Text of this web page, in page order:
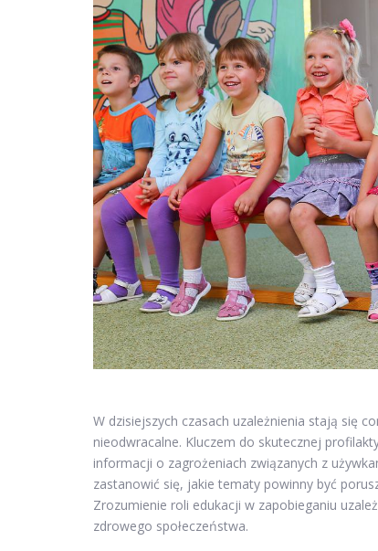
W dzisiejszych czasach uzależnienia stają się
nieodwracalne. Kluczem do skutecznej
informacji o zagrożeniach związanych z
zastanowić się, jakie tematy powinny być
Zrozumienie roli edukacji w zapobieganiu
zdrowego społeczeństwa.